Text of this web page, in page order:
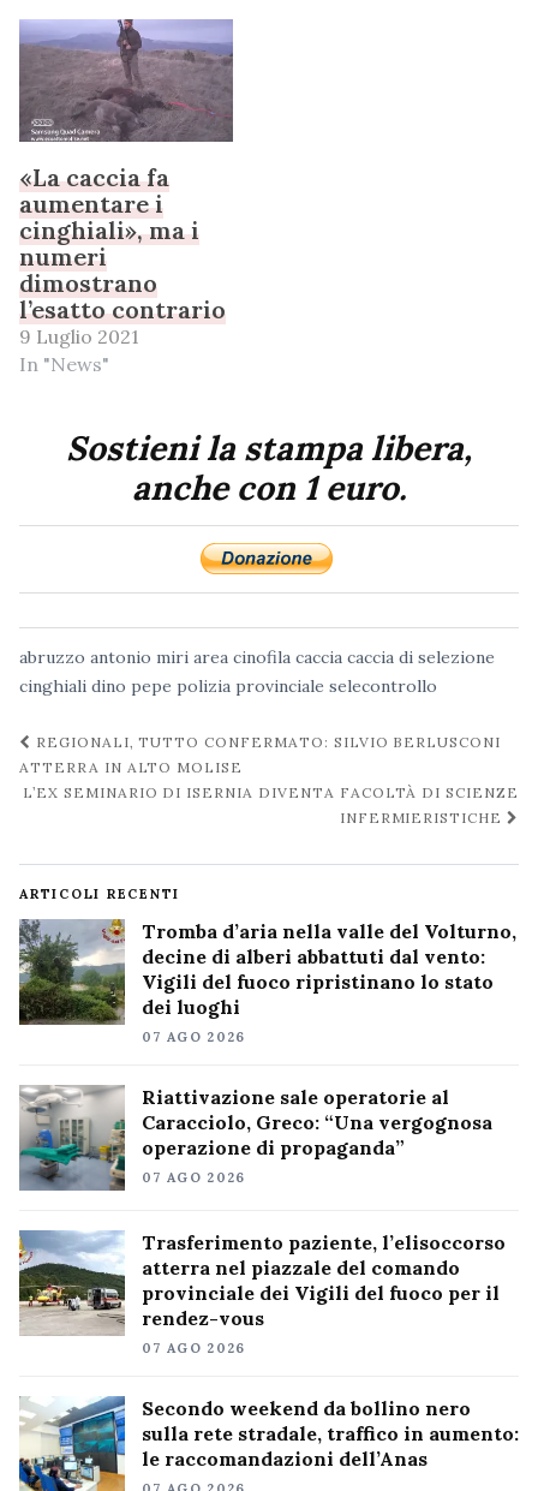
«La caccia fa
aumentare i
cinghiali», ma i
numeri
dimostrano
l’esatto contrario
9 Luglio 2021
In "News"
Sostieni la stampa libera,
anche con 1 euro.
abruzzo antonio miri area cinofila caccia caccia di selezione
cinghiali dino pepe polizia provinciale selecontrollo
Navigazione
post
REGIONALI, TUTTO CONFERMATO: SILVIO BERLUSCONI
ATTERRA IN ALTO MOLISE
L’EX SEMINARIO DI ISERNIA DIVENTA FACOLTÀ DI SCIENZE
INFERMIERISTICHE
ARTICOLI RECENTI
Tromba d’aria nella valle del Volturno,
decine di alberi abbattuti dal vento:
Vigili del fuoco ripristinano lo stato
dei luoghi
07 AGO 2026
Riattivazione sale operatorie al
Caracciolo, Greco: “Una vergognosa
operazione di propaganda”
07 AGO 2026
Trasferimento paziente, l’elisoccorso
atterra nel piazzale del comando
provinciale dei Vigili del fuoco per il
rendez-vous
07 AGO 2026
Secondo weekend da bollino nero
sulla rete stradale, traffico in aumento:
le raccomandazioni dell’Anas